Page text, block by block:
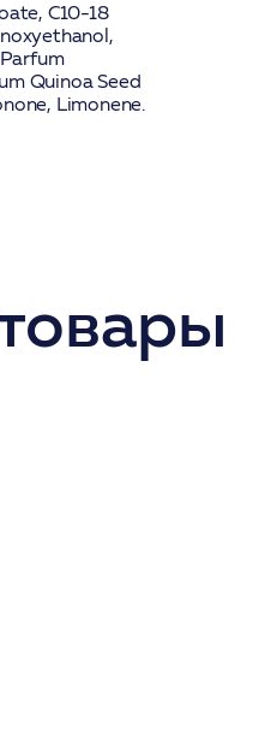
C10-18
Quinoa Seed
Limonene.